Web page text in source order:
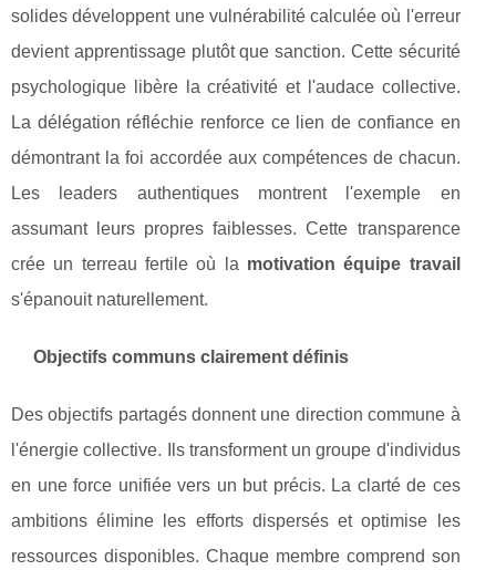
solides développent une vulnérabilité calculée où l'erreur
devient apprentissage plutôt que sanction. Cette sécurité
psychologique libère la créativité et l'audace collective.
La délégation réfléchie renforce ce lien de confiance en
démontrant la foi accordée aux compétences de chacun.
Les leaders authentiques montrent l'exemple en
assumant leurs propres faiblesses. Cette transparence
crée un terreau fertile où la motivation équipe travail
s'épanouit naturellement.
Objectifs communs clairement définis
Des objectifs partagés donnent une direction commune à
l'énergie collective. Ils transforment un groupe d'individus
en une force unifiée vers un but précis. La clarté de ces
ambitions élimine les efforts dispersés et optimise les
ressources disponibles. Chaque membre comprend son